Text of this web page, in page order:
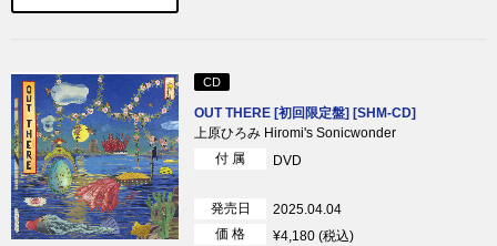
CD
OUT THERE [初回限定盤] [SHM-CD]
上原ひろみ Hiromi's Sonicwonder
付 属
DVD
発売日
2025.04.04
価 格
¥4,180 (税込)